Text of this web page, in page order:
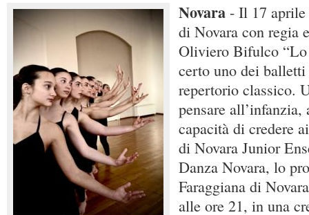
Novara - Il 17 aprile
di Novara con regia
Oliviero Bifulco “Lo
certo uno dei
repertorio classico.
pensare
capacità di credere
di Novara Junior
Danza Novara, lo
Faraggiana di
alle ore 21, in una